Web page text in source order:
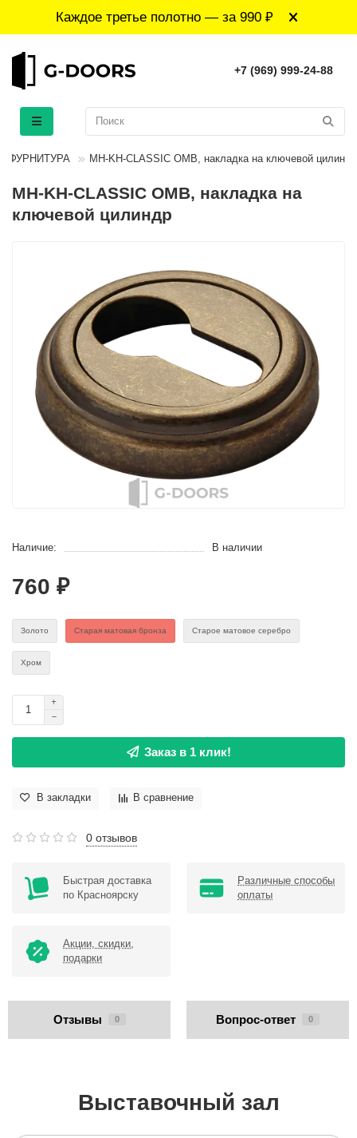
Каждое третье полотно — за 990 ₽
+7 (969) 999-24-88
ФУРНИТУРА MH-KH-CLASSIC OMB, накладка на ключевой цилиндр
MH-KH-CLASSIC OMB, накладка на
ключевой цилиндр
Наличие: В наличии
760 ₽
Золото Старая матовая бронза Старое матовое серебро
Хром
Заказ в 1 клик!
В закладки В сравнение
0 отзывов
Быстрая доставка
по Красноярску
Различные способы
оплаты
Акции, скидки,
подарки
Отзывы 0 Вопрос-ответ 0
Выставочный зал